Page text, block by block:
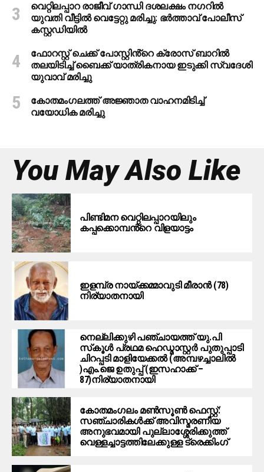
വെറ്റിലപ്പാറ രാജീവ് ഗാന്ധി ദശലക്ഷം നഗറിൽ
യുവതി വീട്ടിൽ വെട്ടേറ്റു മരിച്ചു: ഭർത്താവ് പോലീസ്
കസ്റ്റഡിയിൽ
ഫോറസ്റ്റ് ചെക്ക് പോസ്റ്റിൻ്റെ ക്രോസ് ബാറില്‍
തലയിടിച്ച് ബൈക്ക് യാത്രികനായ ഇടുക്കി സ്വദേശി
യുവാവ് മരിച്ചു
കോതമംഗലത്ത് അജ്ഞാത വാഹനമിടിച്ച്
വയോധിക മരിച്ചു
You May Also Like
പിണ്ടിമന വെറ്റിലപ്പാറയിലും
കപ്പക്കൊമ്പൻ്റെ വിളയാട്ടം
ഇളമ്പ്ര നായ്ക്കമ്മാവുടി മീരാൻ (78)
നിര്യാതനായി
നെല്ലിക്കുഴി പഞ്ചായത്ത് യു.പി
സ്‌കൂൾ പ്രഥമ ഹെഡ്മാസ്റ്റർ പുതുപ്പാടി
ചിറപ്പടി മാളിയേക്കൽ (അമ്പഴച്ചാലിൽ
)എം.ജെ ഉതുപ്പ് (ഇസഹാക്ക് –
87)നിര്യാതനായി
കോതമംഗലം മൺസൂൺ ഫെസ്റ്റ്:
സഞ്ചാരികൾക്ക് അവിസ്മരണീയ
അനുഭവമായി പുല്ലാശ്ശേരിക്കുത്ത്
വെള്ളച്ചാട്ടത്തിലേക്കുള്ള ട്രെക്കിംഗ്